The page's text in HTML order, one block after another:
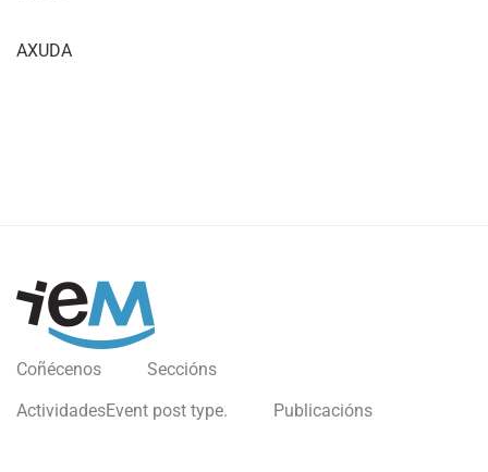
AXUDA
Coñécenos
Seccións
ActividadesEvent post type. Publicacións